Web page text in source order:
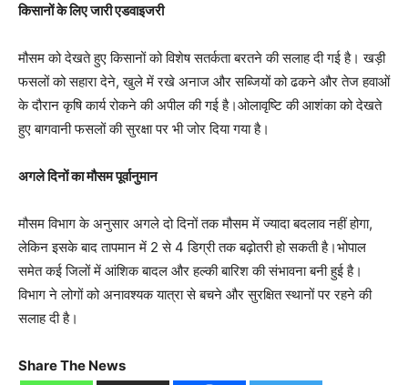
किसानों के लिए जारी एडवाइजरी
मौसम को देखते हुए किसानों को विशेष सतर्कता बरतने की सलाह दी गई है। खड़ी
फसलों को सहारा देने, खुले में रखे अनाज और सब्जियों को ढकने और तेज हवाओं
के दौरान कृषि कार्य रोकने की अपील की गई है।ओलावृष्टि की आशंका को देखते
हुए बागवानी फसलों की सुरक्षा पर भी जोर दिया गया है।
अगले दिनों का मौसम पूर्वानुमान
मौसम विभाग के अनुसार अगले दो दिनों तक मौसम में ज्यादा बदलाव नहीं होगा,
लेकिन इसके बाद तापमान में 2 से 4 डिग्री तक बढ़ोतरी हो सकती है।भोपाल
समेत कई जिलों में आंशिक बादल और हल्की बारिश की संभावना बनी हुई है।
विभाग ने लोगों को अनावश्यक यात्रा से बचने और सुरक्षित स्थानों पर रहने की
सलाह दी है।
Share The News